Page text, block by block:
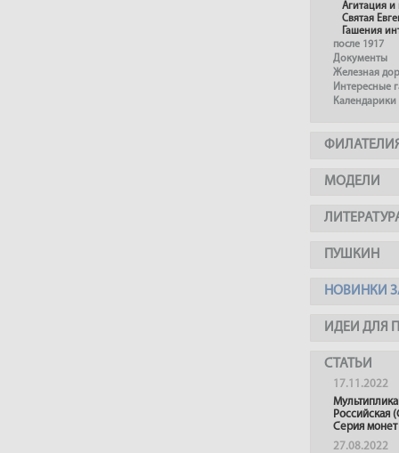
Агитация и
Святая
Гашения
после 1917
Документы
Железная
Интересные
Календарики
МОДЕЛИ
ПУШКИН
НОВИНКИ
ИДЕИ ДЛЯ
СТАТЬИ
17.11.2022
Российская
Серия монет
27.08.2022